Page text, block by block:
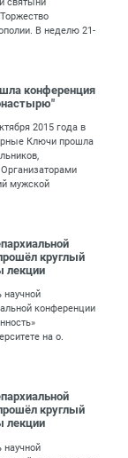
В неделю 21-
конференция
2015 года в
Ключи прошла
мужской
круглый
лекции
научной
конференции
на о.
круглый
лекции
научной